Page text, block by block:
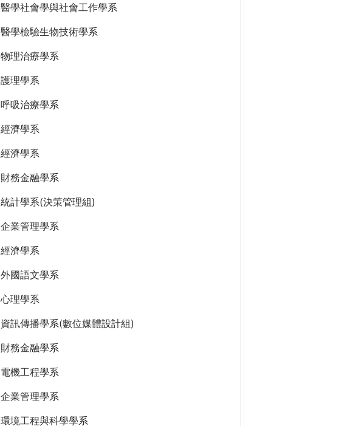
醫學社會學與社會工作學系
醫學檢驗生物技術學系
物理治療學系
護理學系
呼吸治療學系
經濟學系
經濟學系
財務金融學系
統計學系(決策管理組)
企業管理學系
經濟學系
外國語文學系
心理學系
資訊傳播學系(數位媒體設計組)
財務金融學系
電機工程學系
企業管理學系
環境工程與科學學系